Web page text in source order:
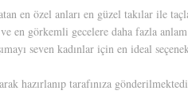
en özel anları en güzel takılar ile
en görkemli gecelere daha fazla
seven kadınlar için en ideal
hazırlanıp tarafınıza